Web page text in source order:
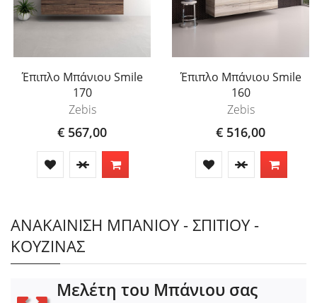
Έπιπλο Μπάνιου Smile
170
Zebis
€ 567,00
Έπιπλο Μπάνιου Smile
160
Zebis
€ 516,00
ΑΝΑΚΑΙΝΙΣΗ ΜΠΑΝΙΟΥ - ΣΠΙΤΙΟΥ -
ΚΟΥΖΙΝΑΣ
Μελέτη του Μπάνιου σας